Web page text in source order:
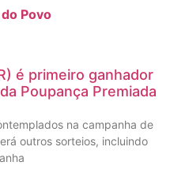
Povo
é primeiro ganhador
Poupança Premiada
na campanha de
outros sorteios, incluindo